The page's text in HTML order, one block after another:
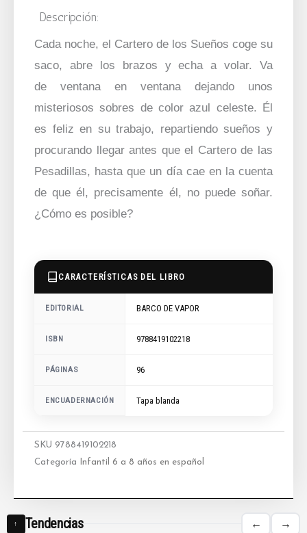
Descripción:
Cada noche, el Cartero de los Sueños coge su
saco, abre los brazos y echa a volar. Va
de ventana en ventana dejando unos
misteriosos sobres de color azul celeste. Él
es feliz en su trabajo, repartiendo sueños y
procurando llegar antes que el Cartero de las
Pesadillas, hasta que un día cae en la cuenta
de que él, precisamente él, no puede soñar.
¿Cómo es posible?
CARACTERÍSTICAS DEL LIBRO
EDITORIAL BARCO DE VAPOR
ISBN 9788419102218
PÁGINAS 96
ENCUADERNACIÓN Tapa blanda
SKU 9788419102218
Categoría
Infantil 6 a 8 años en español
↑ Tendencias ← →